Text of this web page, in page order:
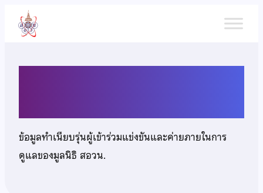
เนื้อหา
ข้อมูลทำเนียบรุ่นผู้เข้าร่วมแข่งขันและค่ายภายในการ
ดูแลของมูลนิธิ สอวน.